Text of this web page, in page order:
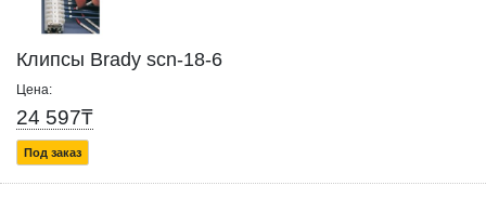
Клипсы Brady scn-18-6
Цена:
24 597₸
Под заказ